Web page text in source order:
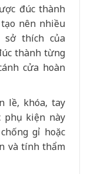
đúc thành
nên nhiều
sở thích của
thành từng
cửa hoàn
lề, khóa, tay
phụ kiện này
gỉ hoặc
và tính thẩm